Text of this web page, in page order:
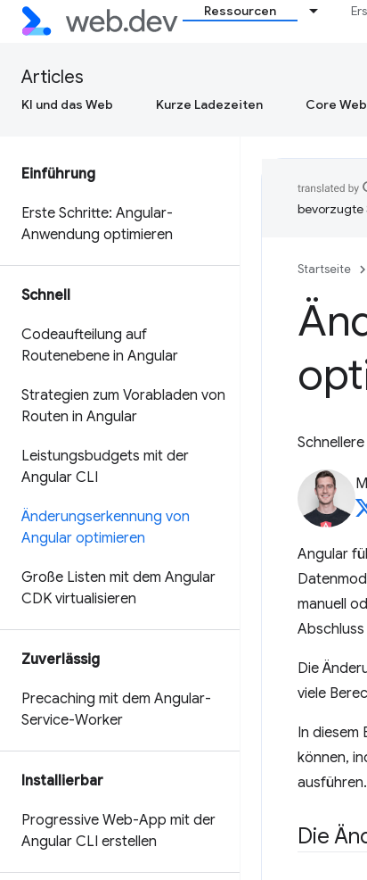
Ressourcen
Articles
KI und das Web Kurze Ladezeiten Core
Einführung
Erste Schritte: Angular-
Anwendung optimieren
Schnell
Codeaufteilung auf
Routenebene in Angular
Strategien zum Vorabladen von
Routen in Angular
Leistungsbudgets mit der
Angular CLI
Änderungserkennung von
Angular optimieren
Große Listen mit dem Angular
CDK virtualisieren
Zuverlässig
Precaching mit dem Angular-
Service-Worker
Installierbar
Progressive Web-App mit der
Angular CLI erstellen
bevorzugte
Startseite
Angular
manuell
Die
viele
In diesem
können,
ausführen.
Die